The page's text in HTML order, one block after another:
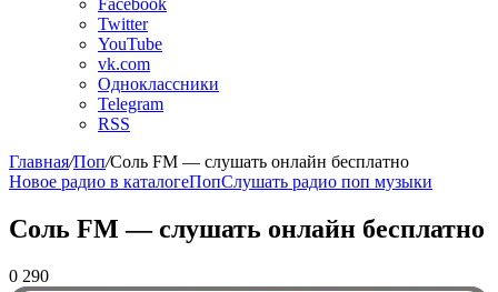
Facebook
Twitter
YouTube
vk.com
Одноклассники
Telegram
RSS
Главная/Поп/Соль FM — слушать онлайн бесплатно
Новое радио в каталогеПопСлушать радио поп музыки
Соль FM — слушать онлайн бесплатно
0 290